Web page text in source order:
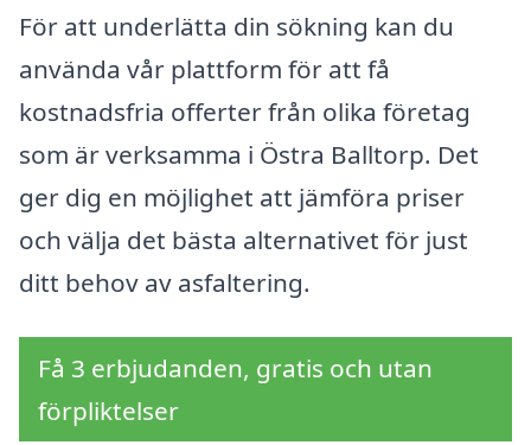
För att underlätta din sökning kan du
använda vår plattform för att få
kostnadsfria offerter från olika företag
som är verksamma i Östra Balltorp. Det
ger dig en möjlighet att jämföra priser
och välja det bästa alternativet för just
ditt behov av asfaltering.
Få 3 erbjudanden, gratis och utan
förpliktelser